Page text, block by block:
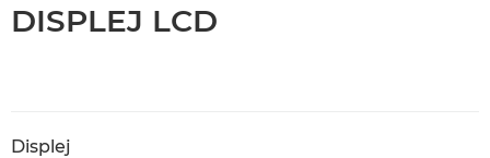
DISPLEJ LCD
Displej